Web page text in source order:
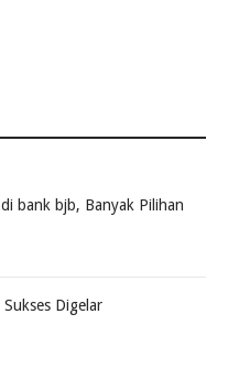
bank bjb, Banyak Pilihan
Digelar